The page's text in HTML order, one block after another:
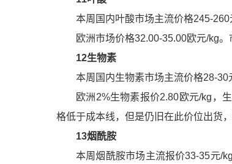
本周国内叶酸市场主流价格245-260
欧洲市场价格32.00-35.00欧元/kg
12生物素
本周国内生物素市场主流价格28-30
欧洲2%生物素报价2.80欧元/kg，
格低于成本线，但是仍旧在此价位出货
13烟酰胺
本周烟酰胺市场主流报价33-35元/